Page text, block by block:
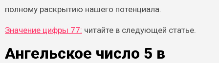
полному раскрытию нашего потенциала.
Значение цифры 77: читайте в следующей статье.
Ангельское число 5 в